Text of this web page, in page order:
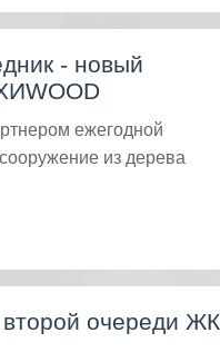
- новый
ежегодной
из дерева
очереди ЖК